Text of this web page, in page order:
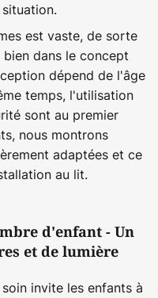
est vaste, de sorte
dans le concept
dépend de l'âge
temps, l'utilisation
sont au premier
nous montrons
adaptées et ce
au lit.
d'enfant - Un
et de lumière
invite les enfants à